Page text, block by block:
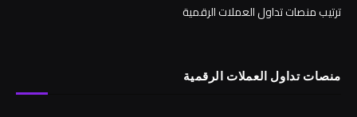
ترتيب منصات تداول العملات الرقمية
منصات تداول العملات الرقمية